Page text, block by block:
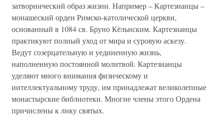
затворнический образ жизни. Например – Картезианцы –
монашеский орден Римско-католической церкви,
основанный в 1084 св. Бруно Кёльнским. Картезианцы
практикуют полный уход от мира и суровую аскезу.
Ведут созерцательную и уединенную жизнь,
наполненную постоянной молитвой. Картезианцы
уделяют много внимания физическому и
интеллектуальному труду, им принадлежат великолепные
монастырские библиотеки. Многие члены этого Ордена
причислены к лику святых.